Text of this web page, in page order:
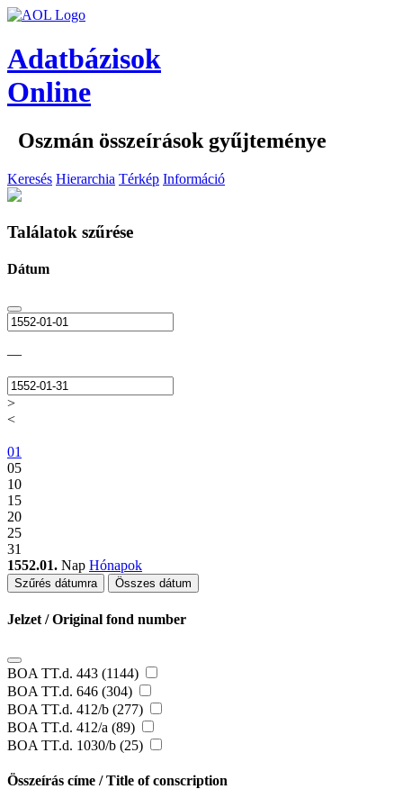
Adatbázisok
Online
Oszmán összeírások gyűjteménye
Keresés Hierarchia Térkép Információ
Találatok szűrése
Dátum
—
>
<
01
05
10
15
20
25
31
1552.01. Nap Hónapok
Szűrés dátumra Összes dátum
Jelzet / Original fond number
BOA TT.d. 443 (1144)
BOA TT.d. 646 (304)
BOA TT.d. 412/b (277)
BOA TT.d. 412/a (89)
BOA TT.d. 1030/b (25)
Összeírás címe / Title of conscription